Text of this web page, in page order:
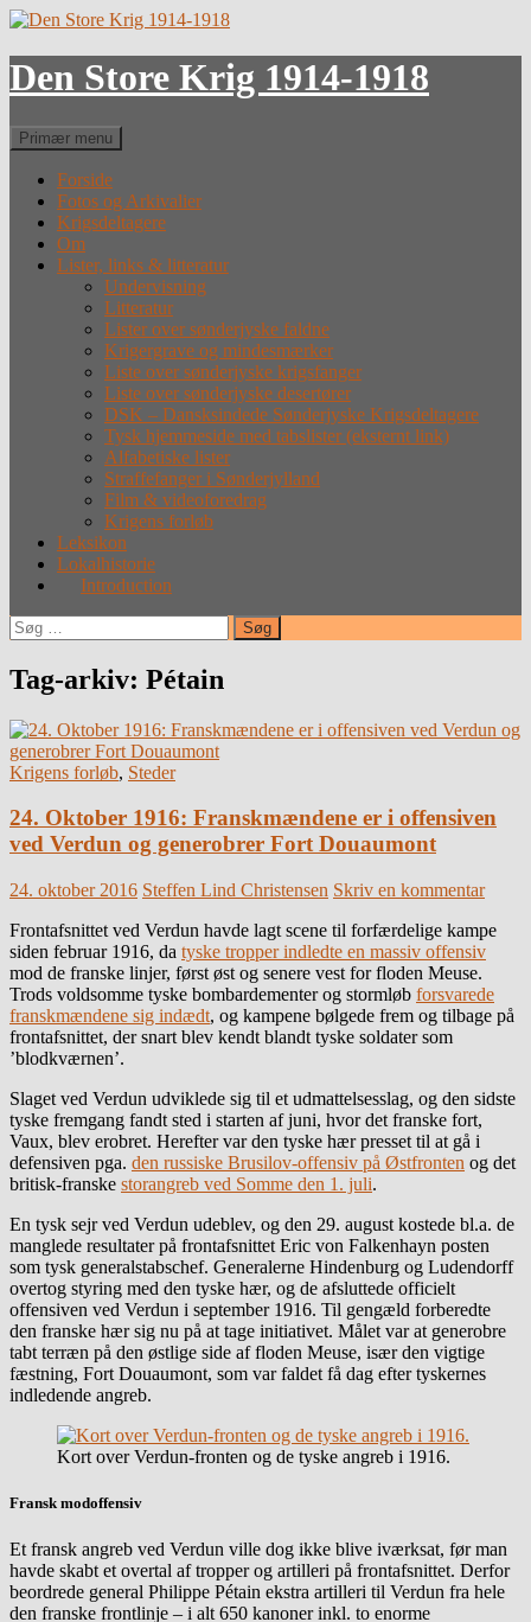
Hop
indhold
Den Store Krig 1914-1918
Søg
Primær menu
Forside
Fotos og Arkivalier
Krigsdeltagere
Om
Lister, links & litteratur
Undervisning
Litteratur
Lister over sønderjyske faldne
Krigergrave og mindesmærker
Liste over sønderjyske krigsfanger
Liste over sønderjyske desertører
DSK – Dansksindede Sønderjyske Krigsdeltagere
Tysk hjemmeside med tabslister (eksternt link)
Alfabetiske lister
Straffefanger i Sønderjylland
Film & videoforedrag
Krigens forløb
Leksikon
Lokalhistorie
Introduction
Søg
efter:
Tag-arkiv: Pétain
Krigens forløb, Steder
24. Oktober 1916: Franskmændene er i offensiven
ved Verdun og generobrer Fort Douaumont
24. oktober 2016 Steffen Lind Christensen Skriv en kommentar
Frontafsnittet ved Verdun havde lagt scene til forfærdelige kampe
siden februar 1916, da tyske tropper indledte en massiv offensiv
mod de franske linjer, først øst og senere vest for floden Meuse.
Trods voldsomme tyske bombardementer og stormløb forsvarede
franskmændene sig indædt, og kampene bølgede frem og tilbage på
frontafsnittet, der snart blev kendt blandt tyske soldater som
’blodkværnen’.
Slaget ved Verdun udviklede sig til et udmattelsesslag, og den sidste
tyske fremgang fandt sted i starten af juni, hvor det franske fort,
Vaux, blev erobret. Herefter var den tyske hær presset til at gå i
defensiven pga. den russiske Brusilov-offensiv på Østfronten og det
britisk-franske storangreb ved Somme den 1. juli.
En tysk sejr ved Verdun udeblev, og den 29. august kostede bl.a. de
manglede resultater på frontafsnittet Eric von Falkenhayn posten
som tysk generalstabschef. Generalerne Hindenburg og Ludendorff
overtog styring med den tyske hær, og de afsluttede officielt
offensiven ved Verdun i september 1916. Til gengæld forberedte
den franske hær sig nu på at tage initiativet. Målet var at generobre
tabt terræn på den østlige side af floden Meuse, især den vigtige
fæstning, Fort Douaumont, som var faldet få dag efter tyskernes
indledende angreb.
Kort over Verdun-fronten og de tyske angreb i 1916.
Fransk modoffensiv
Et fransk angreb ved Verdun ville dog ikke blive iværksat, før man
havde skabt et overtal af tropper og artilleri på frontafsnittet. Derfor
beordrede general Philippe Pétain ekstra artilleri til Verdun fra hele
den franske frontlinje – i alt 650 kanoner inkl. to enorme